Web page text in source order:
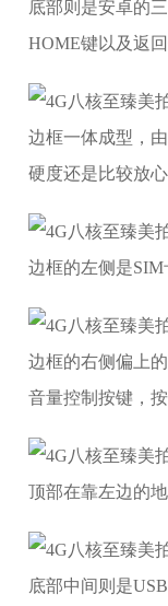
底部则是安卓的
HOME键以及返
边框一体成型，
硬度还是比较放心
边框的左侧是SIM
边框的右侧偏上
音量控制按键，
顶部在靠左边的
底部中间则是